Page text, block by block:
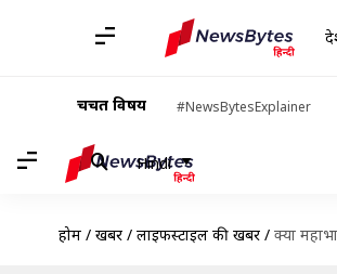
चर्चित विषय #NewsBytesExplainer
Hindi
होम / खबरें / लाइफस्टाइल की खबरें / क्या